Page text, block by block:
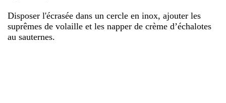
Disposer l'écrasée dans un cercle en inox, ajouter les
suprêmes de volaille et les napper de crème d’échalotes
au sauternes.